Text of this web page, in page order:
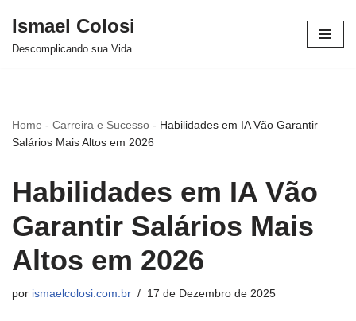
Avançar
Ismael Colosi
Descomplicando sua Vida
Home - Carreira e Sucesso - Habilidades em IA Vão Garantir
Salários Mais Altos em 2026
Habilidades em IA Vão
Garantir Salários Mais
Altos em 2026
por ismaelcolosi.com.br 17 de Dezembro de 2025